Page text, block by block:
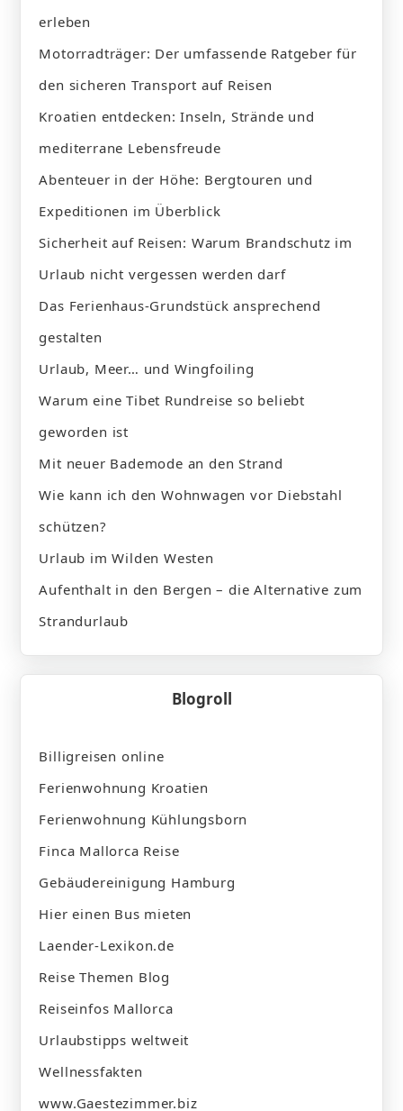
erleben
Motorradträger: Der umfassende Ratgeber für
den sicheren Transport auf Reisen
Kroatien entdecken: Inseln, Strände und
mediterrane Lebensfreude
Abenteuer in der Höhe: Bergtouren und
Expeditionen im Überblick
Sicherheit auf Reisen: Warum Brandschutz im
Urlaub nicht vergessen werden darf
Das Ferienhaus-Grundstück ansprechend
gestalten
Urlaub, Meer… und Wingfoiling
Warum eine Tibet Rundreise so beliebt
geworden ist
Mit neuer Bademode an den Strand
Wie kann ich den Wohnwagen vor Diebstahl
schützen?
Urlaub im Wilden Westen
Aufenthalt in den Bergen – die Alternative zum
Strandurlaub
Blogroll
Billigreisen online
Ferienwohnung Kroatien
Ferienwohnung Kühlungsborn
Finca Mallorca Reise
Gebäudereinigung Hamburg
Hier einen Bus mieten
Laender-Lexikon.de
Reise Themen Blog
Reiseinfos Mallorca
Urlaubstipps weltweit
Wellnessfakten
www.Gaestezimmer.biz